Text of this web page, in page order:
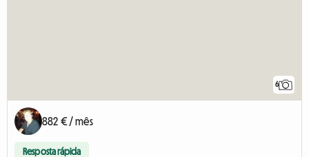
6
882 € / mês
Resposta rápida